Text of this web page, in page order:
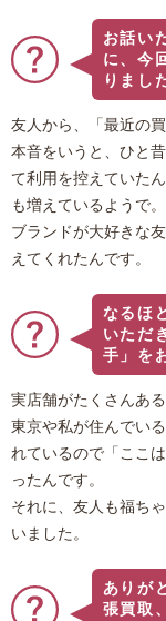
お話い
に、今
りまし
友人から、「最近の
本音をいうと、ひと
て利用を控えていた
も増えているようで。
ブランドが大好きな
えてくれたんです。
なるほ
いただ
手」を
実店舗がたくさんあ
東京や私が住んでい
れているので「ここ
ったんです。
それに、友人も福ち
いました。
ありが
張買取